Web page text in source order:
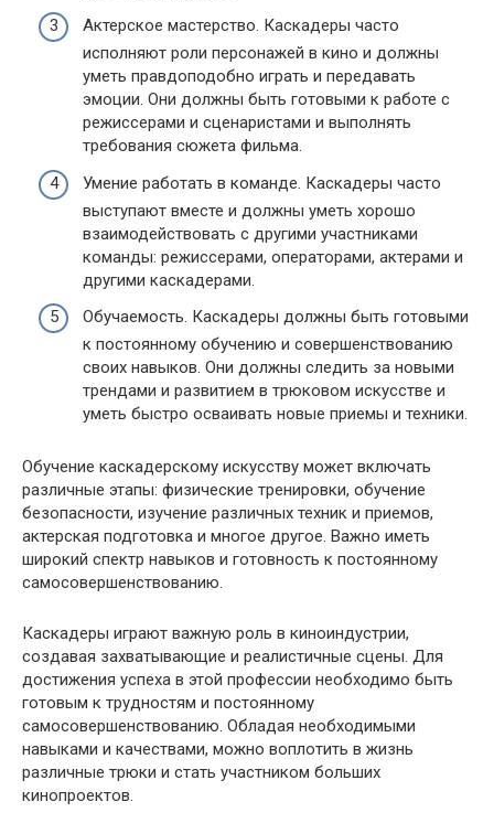
Актерское мастерство. Каскадеры часто
исполняют роли персонажей в кино и должны
уметь правдоподобно играть и передавать
эмоции. Они должны быть готовыми к работе с
режиссерами и сценаристами и выполнять
требования сюжета фильма.
Умение работать в команде. Каскадеры часто
выступают вместе и должны уметь хорошо
взаимодействовать с другими участниками
команды: режиссерами, операторами, актерами и
другими каскадерами.
Обучаемость. Каскадеры должны быть готовыми
к постоянному обучению и совершенствованию
своих навыков. Они должны следить за новыми
трендами и развитием в трюковом искусстве и
уметь быстро осваивать новые приемы и техники.
Обучение каскадерскому искусству может включать
различные этапы: физические тренировки, обучение
безопасности, изучение различных техник и приемов,
актерская подготовка и многое другое. Важно иметь
широкий спектр навыков и готовность к постоянному
самосовершенствованию.
Каскадеры играют важную роль в киноиндустрии,
создавая захватывающие и реалистичные сцены. Для
достижения успеха в этой профессии необходимо быть
готовым к трудностям и постоянному
самосовершенствованию. Обладая необходимыми
навыками и качествами, можно воплотить в жизнь
различные трюки и стать участником больших
кинопроектов.